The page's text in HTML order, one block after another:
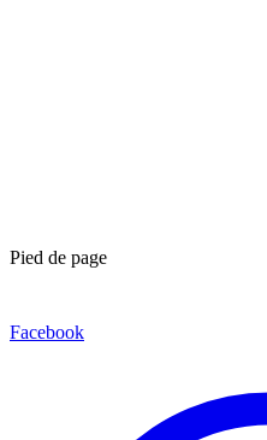
Pied de page
Facebook